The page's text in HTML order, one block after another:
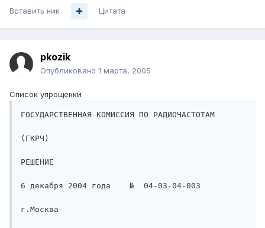
Вставить ник Цитата
pkozik
Опубликовано 1 марта, 2005
Список упрощенки
ГОСУДАРСТВЕННАЯ КОМИССИЯ ПО РАДИОЧАСТОТАМ
(ГКРЧ)
РЕШЕНИЕ
6 декабря 2004 года    №  04-03-04-003
г.Москва